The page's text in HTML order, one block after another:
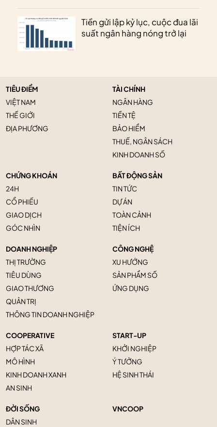
Tiền gửi lập kỷ lục, cuộc đua lãi
suất ngân hàng nóng trở lại
TIÊU ĐIỂM
VIỆT NAM
THẾ GIỚI
ĐỊA PHƯƠNG
TÀI CHÍNH
NGÂN HÀNG
TIỀN TỆ
BẢO HIỂM
THUẾ, NGÂN SÁCH
KINH DOANH SỐ
CHỨNG KHOÁN
24H
CỔ PHIẾU
GIAO DỊCH
GÓC NHÌN
BẤT ĐỘNG SẢN
TIN TỨC
DỰ ÁN
TOÀN CẢNH
TIỆN ÍCH
DOANH NGHIỆP
THỊ TRƯỜNG
TIÊU DÙNG
GIAO THƯƠNG
QUẢN TRỊ
THÔNG TIN DOANH NGHIỆP
CÔNG NGHỆ
XU HƯỚNG
SẢN PHẨM SỐ
ỨNG DỤNG
COOPERATIVE
HỢP TÁC XÃ
MÔ HÌNH
KINH DOANH XANH
AN SINH
START-UP
KHỞI NGHIỆP
Ý TƯỞNG
HỆ SINH THÁI
ĐỜI SỐNG
DÂN SINH
VNCOOP